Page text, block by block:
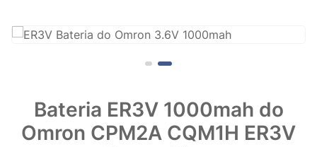
Bateria ER3V 1000mah do
Omron CPM2A CQM1H ER3V